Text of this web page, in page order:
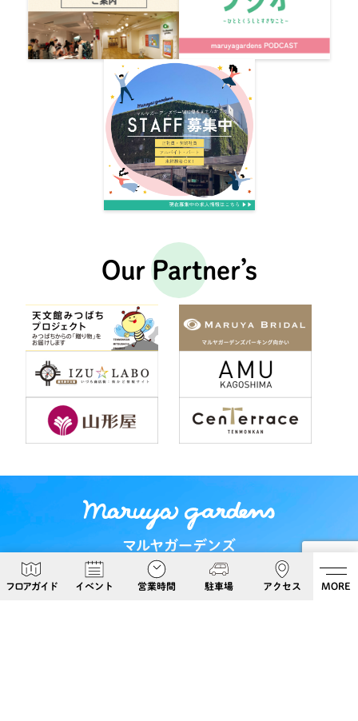
フロアガイド イベント 営業時間 駐車場 アクセス MORE
Our Partner’s
マルヤガーデンズ
〒892-0826 鹿児島県鹿児島市呉服町６−５